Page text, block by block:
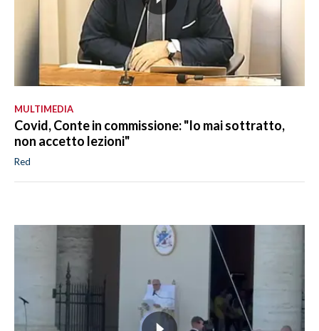
MULTIMEDIA
Covid, Conte in commissione: "Io mai sottratto,
non accetto lezioni"
Red